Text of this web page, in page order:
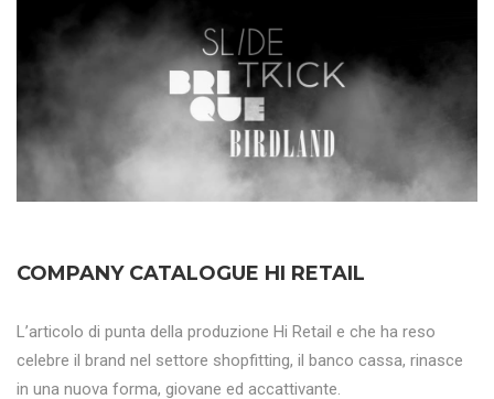
COMPANY CATALOGUE HI RETAIL
L’articolo di punta della produzione Hi Retail e che ha reso
celebre il brand nel settore shopfitting, il banco cassa, rinasce
in una nuova forma, giovane ed accattivante.